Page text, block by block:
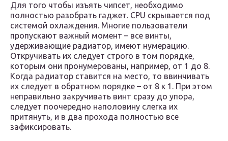
Для того чтобы изъять чипсет, необходимо
полностью разобрать гаджет. CPU скрывается под
системой охлаждения. Многие пользователи
пропускают важный момент – все винты,
удерживающие радиатор, имеют нумерацию.
Откручивать их следует строго в том порядке,
которым они пронумерованы, например, от 1 до 8.
Когда радиатор ставится на место, то ввинчивать
их следует в обратном порядке – от 8 к 1. При этом
неправильно закручивать винт сразу до упора,
следует поочередно наполовину слегка их
притянуть, и в два прохода полностью все
зафиксировать.